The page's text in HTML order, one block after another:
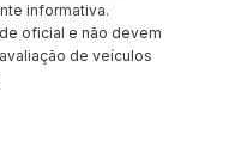
informativa.
oficial e não devem
de veículos